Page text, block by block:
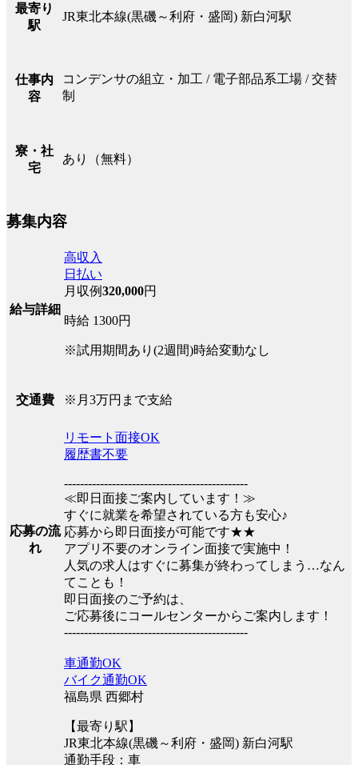
最寄り
駅
JR東北本線(黒磯～利府・盛岡) 新白河駅
仕事内
容
コンデンサの組立・加工 / 電子部品系工場 / 交替
制
寮・社
宅
あり（無料）
募集内容
給与詳細
高収入
日払い
月収例320,000円
時給 1300円
※試用期間あり(2週間)時給変動なし
交通費 ※月3万円まで支給
応募の流
れ
リモート面接OK
履歴書不要
----------------------------------------------
≪即日面接ご案内しています！≫
すぐに就業を希望されている方も安心♪
応募から即日面接が可能です★★
アプリ不要のオンライン面接で実施中！
人気の求人はすぐに募集が終わってしまう…なん
てことも！
即日面接のご予約は、
ご応募後にコールセンターからご案内します！
----------------------------------------------
車通勤OK
バイク通勤OK
福島県 西郷村
【最寄り駅】
JR東北本線(黒磯～利府・盛岡) 新白河駅
通勤手段：車